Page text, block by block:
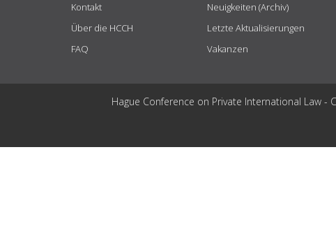
Kontakt
Über die HCCH
FAQ
Neuigkeiten (Archiv)
Letzte Aktualisierungen
Vakanzen
Hague Conference on Private International Law